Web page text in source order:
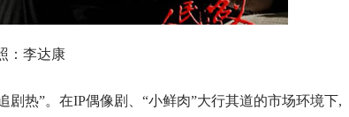
：李达康
剧热”。在IP偶像剧、“小鲜肉”大行其道的市场环境下,